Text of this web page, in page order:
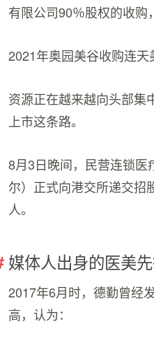
有限公司90％股权的收购
2021年奥园美谷收购连天
资源正在越来越向头部集
上市这条路。
8月3日晚间，民营连锁
尔）正式向港交所递交招
人。
媒体人出身的医美
2017年6月时，德勤曾经
高，认为：